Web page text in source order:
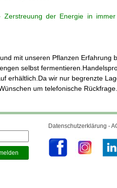
der Energie in
mit unseren Pflanzen Erfahrung
selbst
erhältlich.Da wir nur begrenzte
um telefonische Rückfrage.
Datenschutzerklärung -